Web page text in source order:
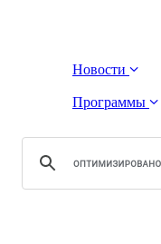
Новости
Программы